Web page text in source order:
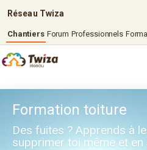
Réseau Twiza
Chantiers Forum Professionnels
Formation toiture
Des fuites ? Apprends à
supprimer toi même et en